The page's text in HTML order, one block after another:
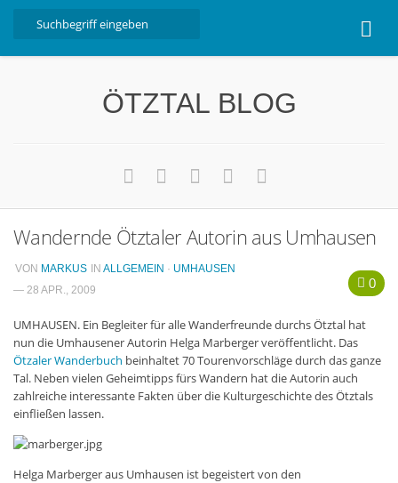
Nützliche Informationen
Free W-LAN Verzeichnis Ötztal
Kostenloser Bustransfer ins Gletscherskigebiet von
Sölden
Impressum
Kontakt
Datenschutzerklärung
ÖTZTAL BLOG
Wandernde Ötztaler Autorin aus Umhausen
0
VON MARKUS IN ALLGEMEIN · UMHAUSEN
— 28 APR., 2009
UMHAUSEN. Ein Begleiter für alle Wanderfreunde durchs Ötztal hat
nun die Umhausener Autorin Helga Marberger veröffentlicht. Das
Ötzaler Wanderbuch beinhaltet 70 Tourenvorschläge durch das ganze
Tal. Neben vielen Geheimtipps fürs Wandern hat die Autorin auch
zahlreiche interessante Fakten über die Kulturgeschichte des Ötztals
einfließen lassen.
Helga Marberger aus Umhausen ist begeistert von den